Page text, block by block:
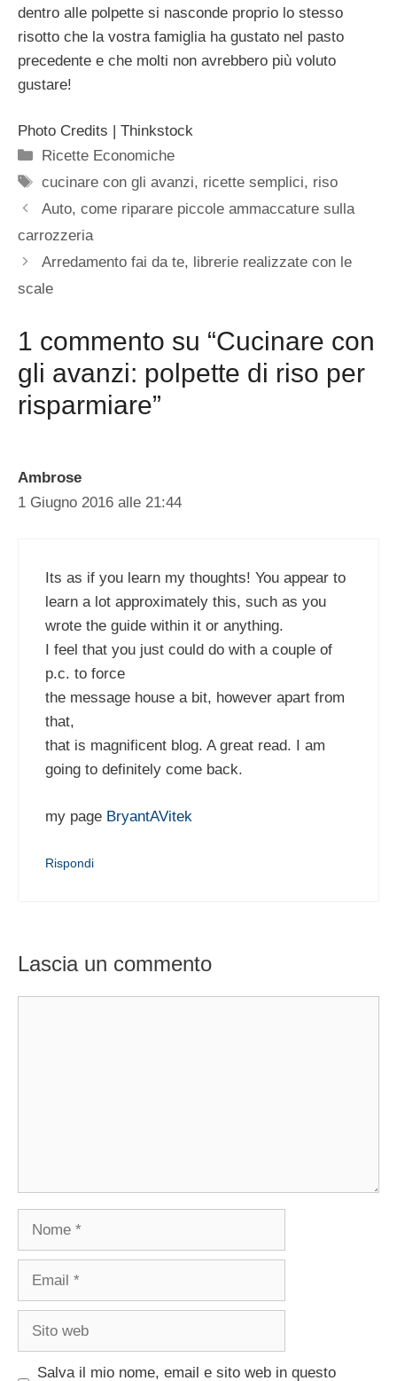
dentro alle polpette si nasconde proprio lo stesso
risotto che la vostra famiglia ha gustato nel pasto
precedente e che molti non avrebbero più voluto
gustare!
Photo Credits | Thinkstock
Categorie
Ricette Economiche
Tag
cucinare con gli avanzi, ricette semplici, riso
Auto, come riparare piccole ammaccature sulla
carrozzeria
Arredamento fai da te, librerie realizzate con le
scale
1 commento su “Cucinare con
gli avanzi: polpette di riso per
risparmiare”
Ambrose
1 Giugno 2016 alle 21:44
Its as if you learn my thoughts! You appear to
learn a lot approximately this, such as you
wrote the guide within it or anything.
I feel that you just could do with a couple of
p.c. to force
the message house a bit, however apart from
that,
that is magnificent blog. A great read. I am
going to definitely come back.
my page BryantAVitek
Rispondi
Lascia un commento
Nome
Email
Sito
Salva il mio nome, email e sito web in questo